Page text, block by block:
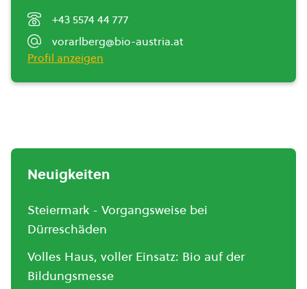
+43 5574 44 777
vorarlberg@bio-austria.at
Profil anzeigen
Neuigkeiten
Steiermark - Vorgangsweise bei
Dürreschäden
Volles Haus, voller Einsatz: Bio auf der
Bildungsmesse